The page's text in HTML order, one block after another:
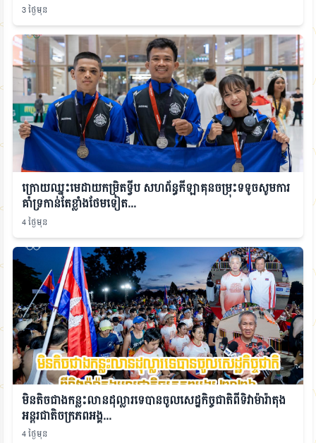
3 ថ្ងៃមុន
ក្រោយឈ្នះមេដាយកម្រិតទ្វីប សហព័ន្ធកីឡាគុនចម្រុះទទូចសូមការ
គាំទ្រកាន់តែខ្លាំងថែមទៀត...
4 ថ្ងៃមុន
មិនតិចជាងកន្លះលានដុល្លារទេបានចូលសេដ្ឋកិច្ចជាតិពីទិវាម៉ារ៉ាតុង
អន្តរជាតិចក្រភពអង្គ...
4 ថ្ងៃមុន